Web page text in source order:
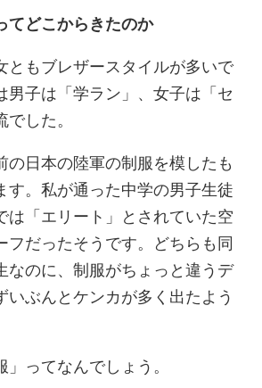
てどこからきたのか
ともブレザースタイルが多いで
男子は「学ラン」、女子は「セ
した。
の日本の陸軍の制服を模したも
す。私が通った中学の男子生徒
は「エリート」とされていた空
フだったそうです。どちらも同
なのに、制服がちょっと違うデ
いぶんとケンカが多く出たよう
ってなんでしょう。